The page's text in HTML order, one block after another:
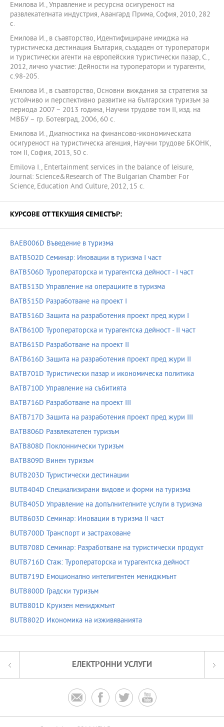
Емилова И., Управление и ресурсна осигуреност на
развлекателната индустрия, Авангард Прима, София, 2010, 282
с.
Емилова И., в съавторство, Идентифициране имиджа на
туристическа дестинация България, създаден от туроператори
и туристически агенти на европейския туристически пазар, С.,
2012, лично участие: Дейности на туроператори и турагенти,
с.98-205.
Емилова И., в съавторство, Основни виждания за стратегия за
устойчиво и перспективно развитие на българския туризъм за
периода 2007 – 2013 година, Научни трудове том II, изд. на
МВБУ – гр. Ботевград, 2006, 60 с.
Емилова И., Диагностика на финансово-икономическата
осигуреност на туристическа агенция, Научни трудове БКОНК,
том II, София, 2013, 50 с.
Emilova I., Entertainment services in the balance of leisure,
Journal: Science&Research of The Bulgarian Chamber For
Science, Education And Culture, 2012, 15 с.
КУРСОВЕ ОТ ТЕКУЩИЯ СЕМЕСТЪР:
BAEB006D Въведение в туризма
BATB502D Семинар: Иновации в туризма I част
BATB506D Туроператорска и турагентска дейност - I част
BATB513D Управление на операциите в туризма
BATB515D Разработване на проект I
BATB516D Защита на разработения проект пред жури I
BATB610D Туроператорска и турагентска дейност - II част
BATB615D Разработване на проект II
BATB616D Защита на разработения проект пред жури II
BATB701D Туристически пазар и икономическа политика
BATB710D Управление на събитията
BATB716D Разработване на проект III
BATB717D Защита на разработения проект пред жури III
BATB806D Развлекателен туризъм
BATB808D Поклоннически туризъм
BATB809D Винен туризъм
BUTB203D Туристически дестинации
BUTB404D Специализирани видове и форми на туризма
BUTB405D Управление на допълнителните услуги в туризма
BUTB603D Семинар: Иновации в туризма II част
BUTB700D Транспорт и застраховане
BUTB708D Семинар: Разработване на туристически продукт
BUTB716D Стаж: Туроператорска и турагентска дейност
BUTB719D Емоционално интелигентен мениджмънт
BUTB800D Градски туризъм
BUTB801D Круизен мениджмънт
BUTB802D Икономика на изживяванията
ЕЛЕКТРОННИ УСЛУГИ
   